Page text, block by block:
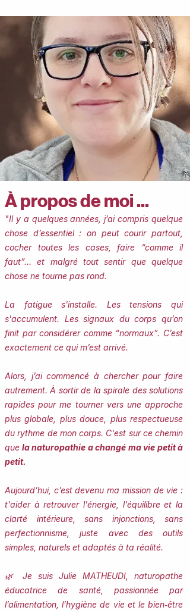
À propos de moi ...
"Il y a quelques années, j’ai compris quelque
chose d’essentiel : on peut courir partout,
cocher toutes les cases, faire “comme il
faut”… et malgré tout sentir que quelque
chose ne tourne pas rond.
La fatigue s'installe. Les tensions qui
s'accumulent. Les signaux du corps qu’on
finit par considérer comme “normaux”. ​​C’est
exactement ce qui m’est arrivé.
Alors, j’ai commencé à chercher pour faire
autrement. À sortir de la spirale des solutions
rapides pour me tourner vers une approche
plus globale, plus douce, plus respectueuse
du rythme de mon corps. C'est sur ce chemin
que la naturopathie a changé ma vie petit à
petit.
Aujourd’hui, c’est devenu ma mission de vie :
t'aider à retrouver l'énergie, l'équilibre et la
clarté intérieure, sans injonctions, sans
perfectionnisme, juste avec des outils
simples, naturels et adaptés à ta réalité.
🌿 Je suis Julie MATHEUDI, naturopathe
éducatrice de santé, passionnée par
l’alimentation, l’hygiène de vie et le bien‑être